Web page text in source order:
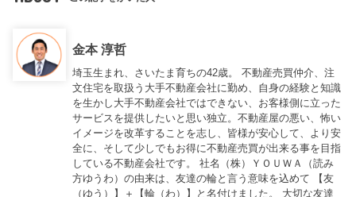
金本 淳哲
埼玉生まれ、さいたま育ちの42歳。 不動産売買仲介、注
文住宅を取扱う大手不動産会社に勤め、自身の経験と知識
を生かし大手不動産会社ではできない、お客様側に立った
サービスを提供したいと思い独立。不動産屋の悪い、怖い
イメージを改革することを志し、皆様が安心して、より安
全に、そして少しでもお得に不動産売買が出来る事を目指
している不動産会社です。 社名（株）ＹＯＵＷＡ（読み
方ゆうわ）の由来は、友達の輪と言う意味を込めて 【友
（ゆう）】＋【輪（わ）】と名付けました。 大切な友達